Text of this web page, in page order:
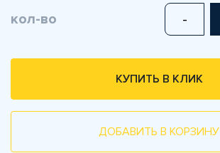
кол-во -
КУПИТЬ В КЛИК
ДОБАВИТЬ В КОРЗИНУ